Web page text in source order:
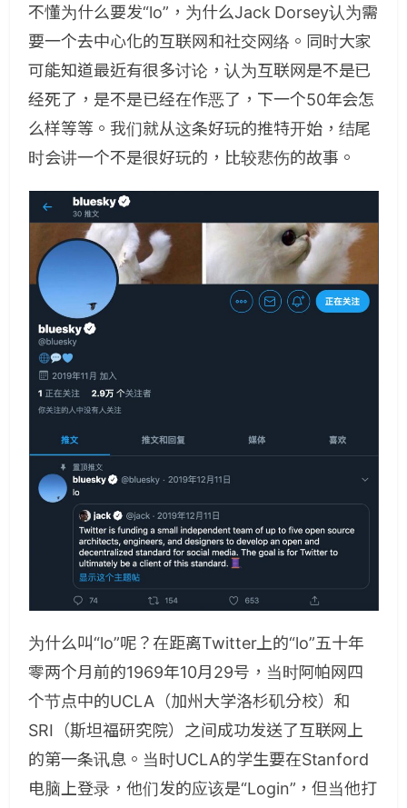
不懂为什么要发“lo”，为什么Jack Dorsey认为需
要一个去中心化的互联网和社交网络。同时大家
可能知道最近有很多讨论，认为互联网是不是已
经死了，是不是已经在作恶了，下一个50年会怎
么样等等。我们就从这条好玩的推特开始，结尾
时会讲一个不是很好玩的，比较悲伤的故事。
为什么叫“lo”呢？在距离Twitter上的“lo”五十年
零两个月前的1969年10月29号，当时阿帕网四
个节点中的UCLA（加州大学洛杉矶分校）和
SRI（斯坦福研究院）之间成功发送了互联网上
的第一条讯息。当时UCLA的学生要在Stanford
电脑上登录，他们发的应该是“Login”，但当他打